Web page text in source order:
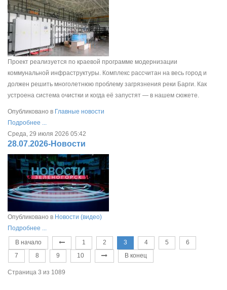
Проект реализуется по краевой программе модернизации
коммунальной инфраструктуры. Комплекс рассчитан на весь город и
должен решить многолетнюю проблему загрязнения реки Барги. Как
устроена система очистки и когда её запустят — в нашем сюжете.
Опубликовано в Главные новости
Подробнее ...
Среда, 29 июля 2026 05:42
28.07.2026-Новости
Опубликовано в Новости (видео)
Подробнее ...
В начало
1 2 3 4 5
6
7
8 9 10 В конец
Страница 3 из 1089